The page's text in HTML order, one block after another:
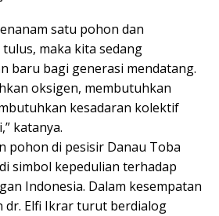
satu pohon dan
maka kita sedang
baru bagi generasi mendatang.
oksigen, membutuhkan
kesadaran kolektif
katanya.
pohon di pesisir Danau Toba
simbol kepedulian terhadap
Indonesia. Dalam kesempatan
dr. Elfi Ikrar turut berdialog